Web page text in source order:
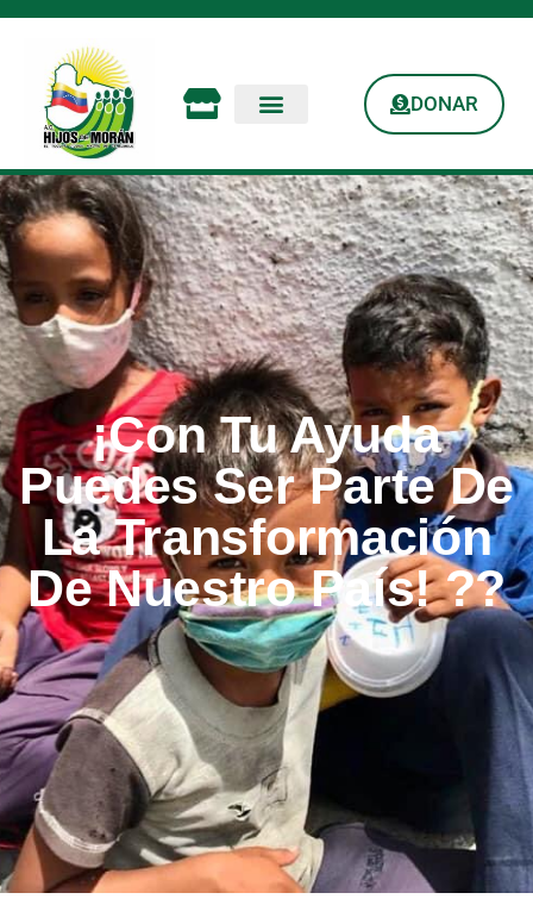
DONAR
¡Con Tu Ayuda
Puedes Ser Parte De
La Transformación
De Nuestro País! ??